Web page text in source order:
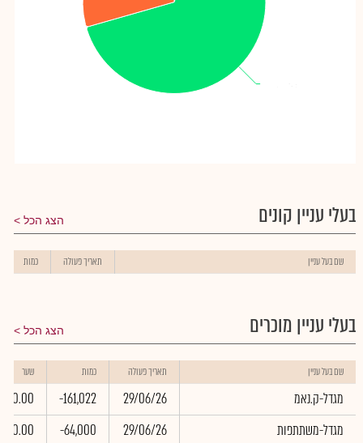
בעלי עניין קונים הצג הכל
שם בעל עניין תאריך פעולה כמות
בעלי עניין מוכרים הצג הכל
שם בעל עניין תאריך פעולה כמות שער
מגדל-ק.נאמ 29/06/26
-161,022
0.00
מגדל-משתתפות
29/06/26
-64,000
0.00